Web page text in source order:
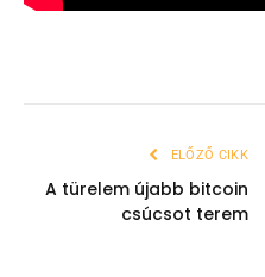
ELŐZŐ CIKK
A türelem újabb bitcoin
csúcsot terem